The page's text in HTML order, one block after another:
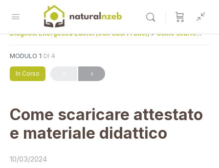
Diagnosi Energetica Edifici (con Casi Pratici) Come scaricare attestato e materiale didattico
MODULO 1 DI 4
In Corso
Come scaricare attestato
e materiale didattico
10/03/2024